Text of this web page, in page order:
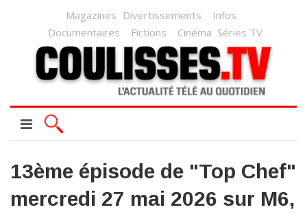
Magazines Divertissements
Infos
Documentaires
Fictions Cinéma Séries TV
13ème épisode de "Top Chef"
mercredi 27 mai 2026 sur M6,